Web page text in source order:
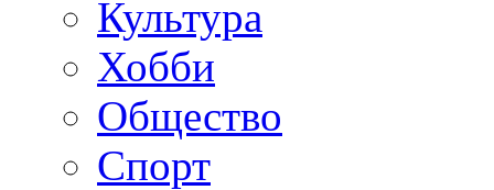
Культура
Хобби
Общество
Спорт